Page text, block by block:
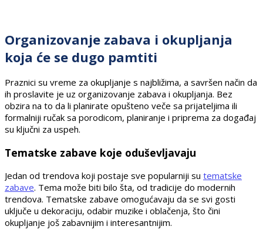
Organizovanje zabava i okupljanja
koja će se dugo pamtiti
Praznici su vreme za okupljanje s najbližima, a savršen način da
ih proslavite je uz organizovanje zabava i okupljanja. Bez
obzira na to da li planirate opušteno veče sa prijateljima ili
formalniji ručak sa porodicom, planiranje i priprema za događaj
su ključni za uspeh.
Tematske zabave koje oduševljavaju
Jedan od trendova koji postaje sve popularniji su tematske
zabave. Tema može biti bilo šta, od tradicije do modernih
trendova. Tematske zabave omogućavaju da se svi gosti
uključe u dekoraciju, odabir muzike i oblačenja, što čini
okupljanje još zabavnijim i interesantnijim.